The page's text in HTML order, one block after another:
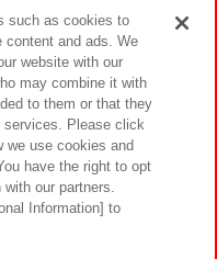
サイトポリシー
シビリティ方針と検証結果
such as cookies to
content and ads. We
website with our
may combine it with
to them or that they
services. Please click
we use cookies and
have the right to opt
our partners.
Information] to